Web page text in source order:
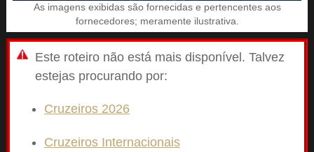
As imagens exibidas são fornecidas e pertencentes aos
fornecedores; meramente ilustrativa.
Este roteiro não está mais disponível. Talvez
estejas procurando por:
Cruzeiros 2026
Cruzeiros Internacionais